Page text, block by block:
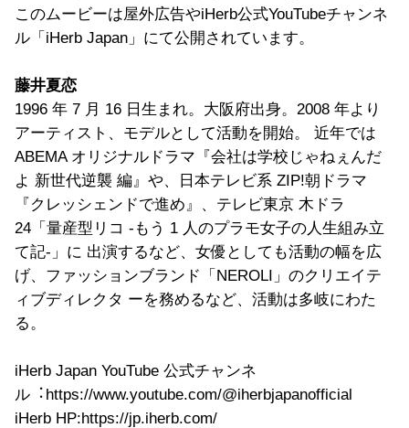
このムービーは屋外広告やiHerb公式YouTubeチャンネ
ル「iHerb Japan」にて公開されています。
藤井夏恋
1996 年 7 ⽉ 16 ⽇⽣まれ。⼤阪府出⾝。2008 年より
アーティスト、モデルとして活動を開始。 近年では
ABEMA オリジナルドラマ『会社は学校じゃねぇんだ
よ 新世代逆襲 編』や、⽇本テレビ系 ZIP!朝ドラマ
『クレッシェンドで進め』、テレビ東京 ⽊ドラ
24「量産型リコ -もう 1 ⼈のプラモ⼥⼦の⼈⽣組み⽴
て記-」に 出演するなど、⼥優としても活動の幅を広
げ、ファッションブランド「NEROLI」のクリエイテ
ィブディレクタ ーを務めるなど、活動は多岐にわた
る。
iHerb Japan YouTube 公式チャンネ
ル︓https://www.youtube.com/@iherbjapanofficial
iHerb HP:https://jp.iherb.com/